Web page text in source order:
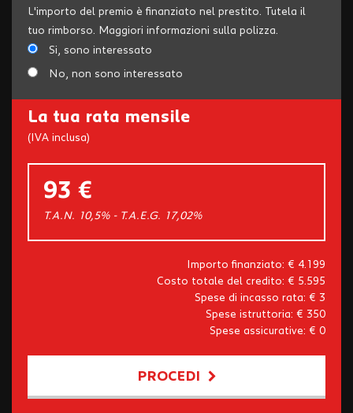
L'importo del premio è finanziato nel prestito. Tutela il
tuo rimborso. Maggiori informazioni sulla polizza.
Si, sono interessato
No, non sono interessato
La tua rata mensile
(IVA inclusa)
93 €
T.A.N. 10,5% - T.A.E.G. 17,02%
Importo finanziato: € 4.199
Costo totale del credito: € 5.595
Spese di incasso rata: € 3
Spese istruttoria: € 350
Spese assicurative: € 0
PROCEDI